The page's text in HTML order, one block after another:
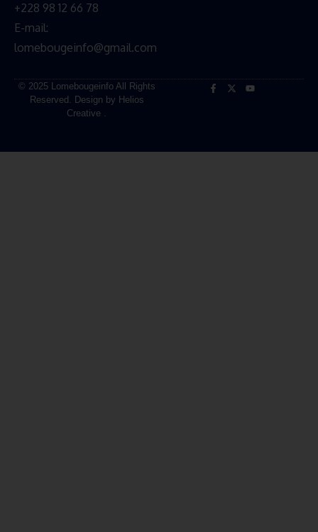
+228 98 12 66 78
E-mail:
lomebougeinfo@gmail.com
© 2025 Lomebougeinfo All Rights
Reserved. Design by Helios
Creative .